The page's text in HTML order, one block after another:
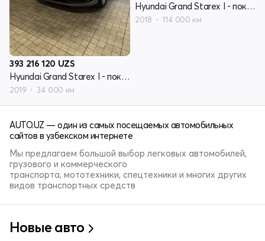
393 216 120 UZS
Hyundai Grand Starex I - поколение рестайлинг 2
2019 34 000 км
Hyundai Grand Starex I - поколение рестайлинг 2
2018 114 000 км
AUTO.UZ — один из самых посещаемых автомобильных
сайтов в узбекском интернете
Мы предлагаем большой выбор легковых автомобилей,
грузового и коммерческого
транспорта, мототехники, спецтехники и многих других
видов транспортных средств
Новые авто